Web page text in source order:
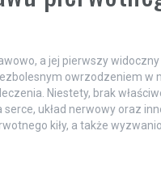
a jej pierwszy
owrzodzeniem w
Niestety, brak
układ nerwowy oraz
kiły, a także